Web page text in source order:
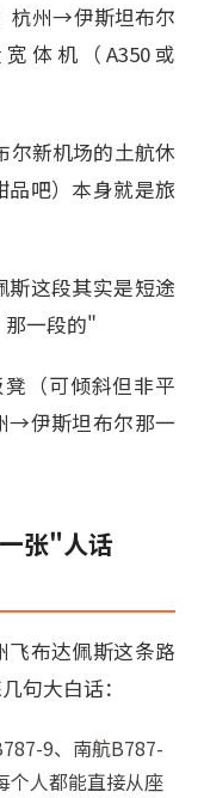
杭州→伊斯坦布尔
体机（A350或
尔新机场的土航休
吧）本身就是旅
这段其实是短途
那一段的"
（可倾斜但非平
→伊斯坦布尔那一
张"人话
飞布达佩斯这条路
句大白话：
9、南航B787-
个人都能直接从座